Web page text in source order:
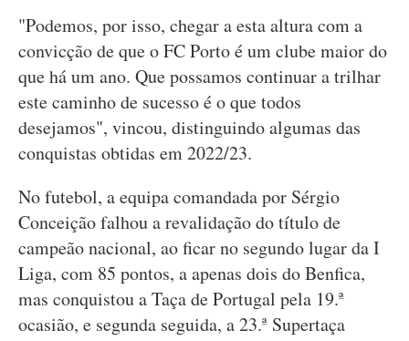
"Podemos, por isso, chegar a esta altura com a
convicção de que o FC Porto é um clube maior do
que há um ano. Que possamos continuar a trilhar
este caminho de sucesso é o que todos
desejamos", vincou, distinguindo algumas das
conquistas obtidas em 2022/23.
No futebol, a equipa comandada por Sérgio
Conceição falhou a revalidação do título de
campeão nacional, ao ficar no segundo lugar da I
Liga, com 85 pontos, a apenas dois do Benfica,
mas conquistou a Taça de Portugal pela 19.ª
ocasião, e segunda seguida, a 23.ª Supertaça